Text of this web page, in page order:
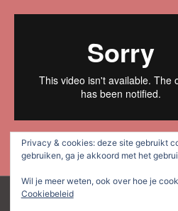
Plan Tij
Privacy & cookies: deze site gebruikt
gebruiken, ga je akkoord met het
Wil je meer weten, ook over hoe je
Cookiebeleid